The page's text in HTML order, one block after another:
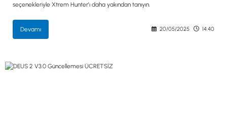
0533 061 73 68
seçenekleriyle Xtrem Hunter’ı daha yakından tanıyın.
Devamı 20/05/2025 14:40